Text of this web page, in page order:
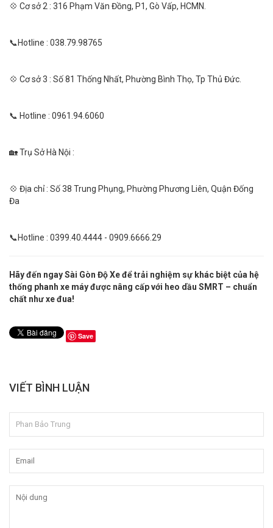
💠 Cơ sở 2 : 316 Phạm Văn Đồng, P1, Gò Vấp, HCMN.
📞Hotline : 038.79.98765
💠 Cơ sở 3 : Số 81 Thống Nhất, Phường Bình Thọ, Tp Thủ Đức.
📞 Hotline : 0961.94.6060
🏡 Trụ Sở Hà Nội :
💠 Địa chỉ : Số 38 Trung Phụng, Phường Phương Liên, Quận Đống
Đa
📞Hotline : 0399.40.4444 - 0909.6666.29
Hãy đến ngay Sài Gòn Độ Xe để trải nghiệm sự khác biệt của hệ
thống phanh xe máy được nâng cấp với heo dầu SMRT – chuẩn
chất như xe đua!
Save
VIẾT BÌNH LUẬN